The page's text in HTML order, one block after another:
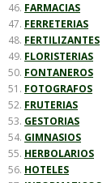
FARMACIAS
FERRETERIAS
FERTILIZANTES
FLORISTERIAS
FONTANEROS
FOTOGRAFOS
FRUTERIAS
GESTORIAS
GIMNASIOS
HERBOLARIOS
HOTELES